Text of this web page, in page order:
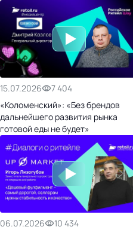
15.07.2026
7 404
«Коломенский»: «Без брендов
дальнейшего развития рынка
готовой еды не будет»
06.07.2026
10 434